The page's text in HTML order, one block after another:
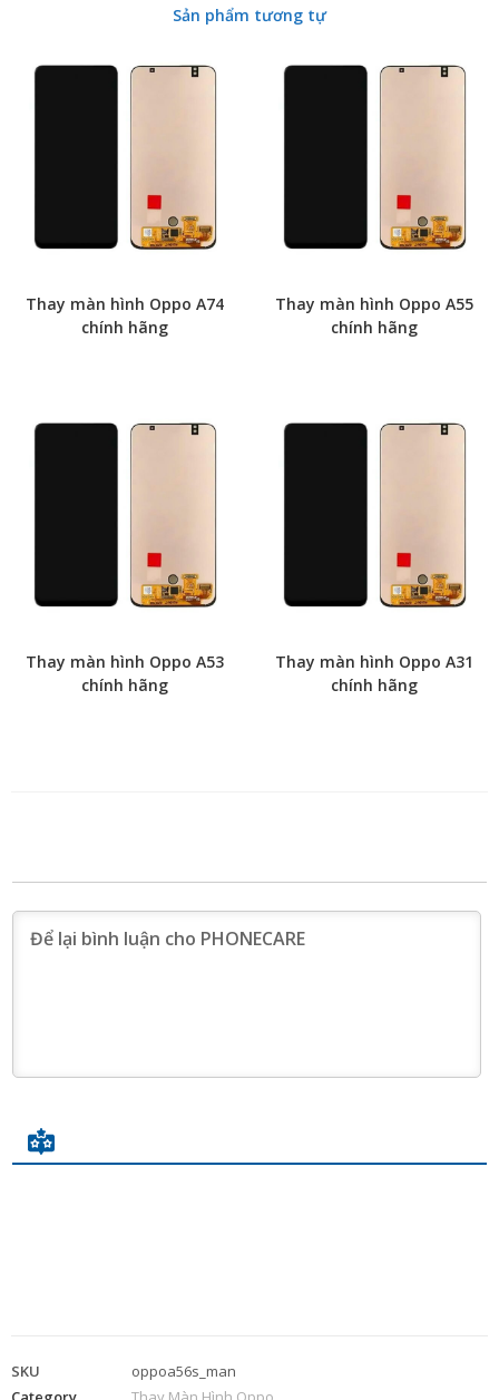
Sản phẩm tương tự
Thay màn hình Oppo A74
chính hãng
Thay màn hình Oppo A55
chính hãng
Thay màn hình Oppo A53
chính hãng
Thay màn hình Oppo A31
chính hãng
SKU
oppoa56s_man